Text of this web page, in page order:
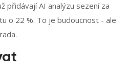
přidávají AI analýzu sezení za
o 22 %. To je budoucnost - ale